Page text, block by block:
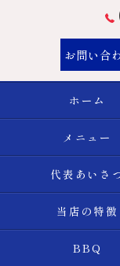
お問い合
ホーム
メニュー
代表あいさ
当店の特徴
BBQ